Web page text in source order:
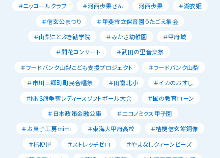
＃ニッコールクラブ
＃河西歩果さん 河西歩果
＃湖衣姫
＃信玄公まつり
＃甲斐市立保育園うたごえ集会
＃山梨ことぶき勧学院
＃みかさ幼稚園
＃甲府城
＃開花コンサート
＃武田の里音楽祭
＃フードバンク山梨こども支援プロジェクト
＃フードバンク山梨
＃市川三郷町町民合唱祭
＃田富北小
＃イカのおすし
＃NNS旗争奪レディースソフトボール大会
＃国の教育ローン
＃日本政策金融公庫
＃エコノミクス甲子園
＃お菓子工房mimi
＃東海大甲府高校
＃桔梗信玄餅銅像
＃桔梗屋
＃ストレッチゼロ
＃やまなしクィーンビーズ